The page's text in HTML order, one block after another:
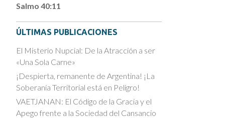
Salmo 40:11
ÚLTIMAS PUBLICACIONES
El Misterio Nupcial: De la Atracción a ser
«Una Sola Carne»
¡Despierta, remanente de Argentina! ¡La
Soberanía Territorial está en Peligro!
VAETJANAN: El Código de la Gracia y el
Apego frente a la Sociedad del Cansancio